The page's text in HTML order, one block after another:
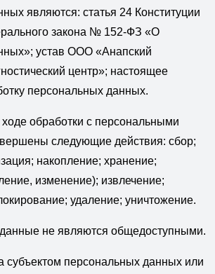
являются: статья 24 Конституции
закона № 152-ФЗ «О
устав ООО «Анапский
центр»; настоящее
персональных данных.
обработки с персональными
следующие действия: сбор;
накопление; хранение;
изменение); извлечение;
удаление; уничтожение.
не являются общедоступными.
субъектом персональных данных или